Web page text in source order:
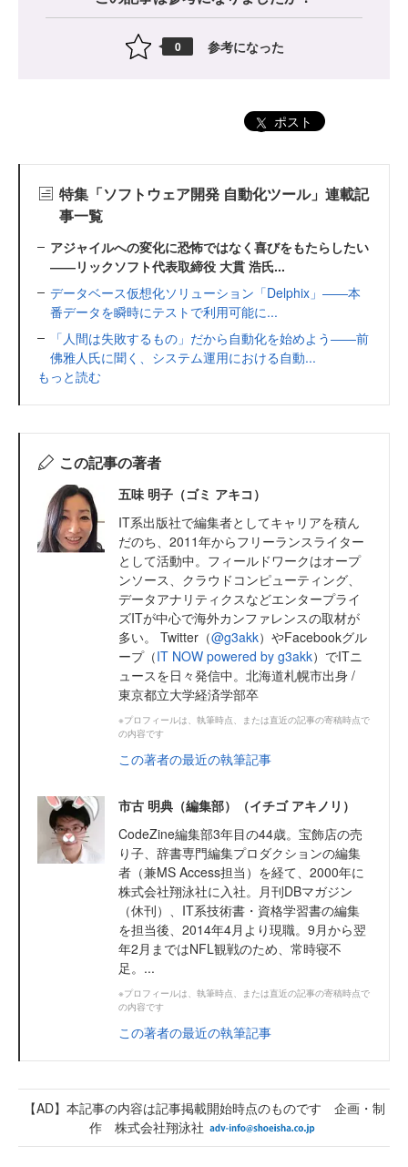
0 参考になった
ポスト
特集「ソフトウェア開発 自動化ツール」連載記
事一覧
アジャイルへの変化に恐怖ではなく喜びをもたらしたい
――リックソフト代表取締役 大貫 浩氏...
データベース仮想化ソリューション「Delphix」――本
番データを瞬時にテストで利用可能に...
「人間は失敗するもの」だから自動化を始めよう――前
佛雅人氏に聞く、システム運用における自動...
もっと読む
この記事の著者
五味 明子（ゴミ アキコ）
IT系出版社で編集者としてキャリアを積ん
だのち、2011年からフリーランスライター
として活動中。フィールドワークはオープ
ンソース、クラウドコンピューティング、
データアナリティクスなどエンタープライ
ズITが中心で海外カンファレンスの取材が
多い。 Twitter（@g3akk）やFacebookグル
ープ（IT NOW powered by g3akk）でITニ
ュースを日々発信中。北海道札幌市出身 /
東京都立大学経済学部卒
※プロフィールは、執筆時点、または直近の記事の寄稿時点で
の内容です
この著者の最近の執筆記事
市古 明典（編集部）（イチゴ アキノリ）
CodeZine編集部3年目の44歳。宝飾店の売
り子、辞書専門編集プロダクションの編集
者（兼MS Access担当）を経て、2000年に
株式会社翔泳社に入社。月刊DBマガジン
（休刊）、IT系技術書・資格学習書の編集
を担当後、2014年4月より現職。9月から翌
年2月まではNFL観戦のため、常時寝不
足。...
※プロフィールは、執筆時点、または直近の記事の寄稿時点で
の内容です
この著者の最近の執筆記事
【AD】本記事の内容は記事掲載開始時点のものです 企画・制
作 株式会社翔泳社